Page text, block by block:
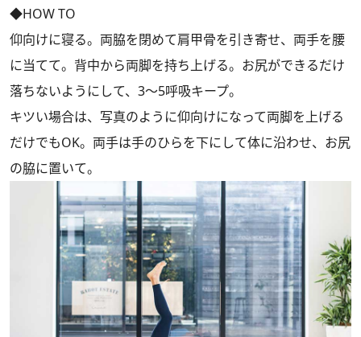
◆HOW TO
仰向けに寝る。両脇を閉めて肩甲骨を引き寄せ、両手を腰
に当てて。背中から両脚を持ち上げる。お尻ができるだけ
落ちないようにして、3～5呼吸キープ。
キツい場合は、写真のように仰向けになって両脚を上げる
だけでもOK。両手は手のひらを下にして体に沿わせ、お尻
の脇に置いて。